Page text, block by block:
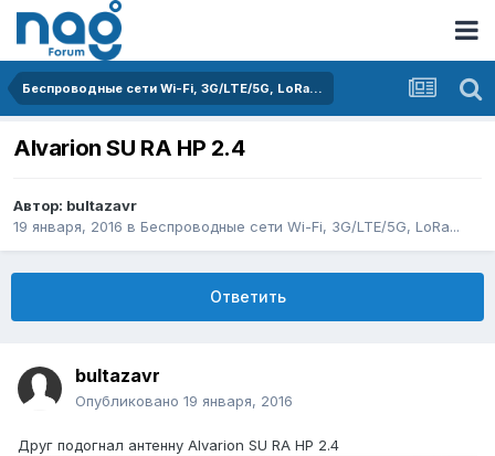
Беспроводные сети Wi-Fi, 3G/LTE/5G, LoRa...
Alvarion SU RA HP 2.4
Автор: bultazavr
19 января, 2016 в Беспроводные сети Wi-Fi, 3G/LTE/5G, LoRa...
Ответить
bultazavr
Опубликовано 19 января, 2016
Друг подогнал антенну Alvarion SU RA HP 2.4